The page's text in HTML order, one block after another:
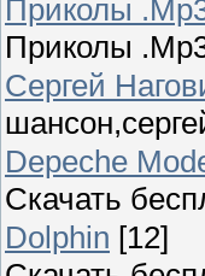
Приколы
Приколы
Сергей
Depeche
Скачать
Dolphin [12]